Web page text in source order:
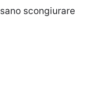
scongiurare